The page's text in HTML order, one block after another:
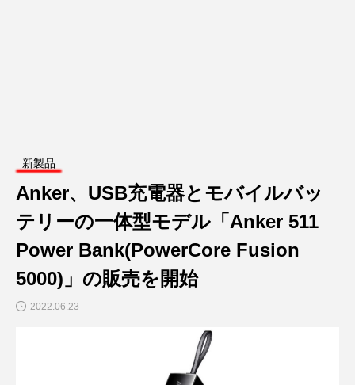
新製品
Anker、USB充電器とモバイルバッ
テリーの一体型モデル「Anker 511
Power Bank(PowerCore Fusion
5000)」の販売を開始
2022.06.23